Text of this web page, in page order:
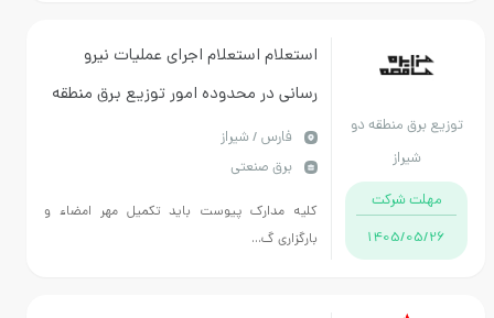
منطقه دو
شرکت
1405/
استعلام استعلام اجرای عملیات نیرو
رسانی در محدوده امور توزیع برق منطقه
2 شیراز انجام کار به همراه عقد قرارداد
مدت زمان انجام کار 4 ماه شمسی است
فارس / شیراز
برق صنعتی
کلیه مدارک پیوست باید تکمیل مهر امضاء و
بارگزاری گ...